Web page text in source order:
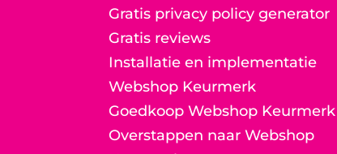
Gratis privacy policy generator
Gratis reviews
Installatie en implementatie
Webshop Keurmerk
Goedkoop Webshop Keurmerk
Overstappen naar Webshop